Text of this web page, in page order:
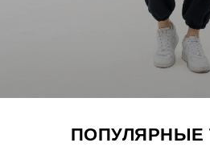
ПОПУЛЯРНЫЕ
При покупке подарочного
сертификата вы получаете
пластиковой картой и
ЗАКАЗАТЬ СЕРТИФИКАТ